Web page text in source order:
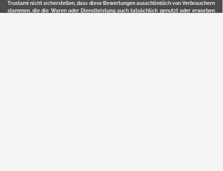
Trustami nicht sicherstellen, dass diese Bewertungen ausschließlich von Verbrauchern
stammen, die die Waren oder Dienstleistung auch tatsächlich genutzt oder erworben